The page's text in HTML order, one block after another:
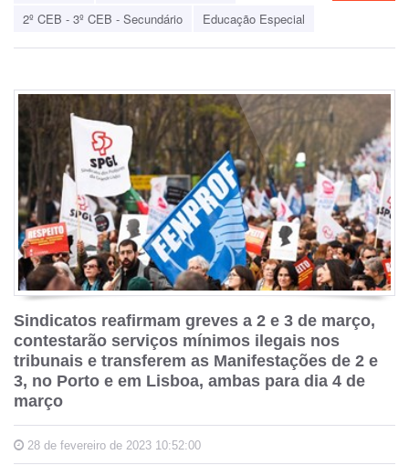
2º CEB - 3º CEB - Secundário
Educação Especial
Sindicatos reafirmam greves a 2 e 3 de março,
contestarão serviços mínimos ilegais nos
tribunais e transferem as Manifestações de 2 e
3, no Porto e em Lisboa, ambas para dia 4 de
março
28 de fevereiro de 2023 10:52:00